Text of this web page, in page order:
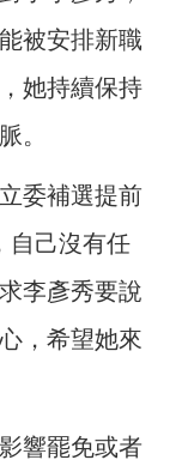
被安排新職
她持續保持
。
委補選提前
自己沒有任
李彥秀要說
，希望她來
響罷免或者